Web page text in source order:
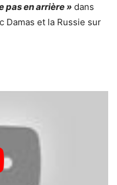
pas en arrière » dans
Damas et la Russie sur